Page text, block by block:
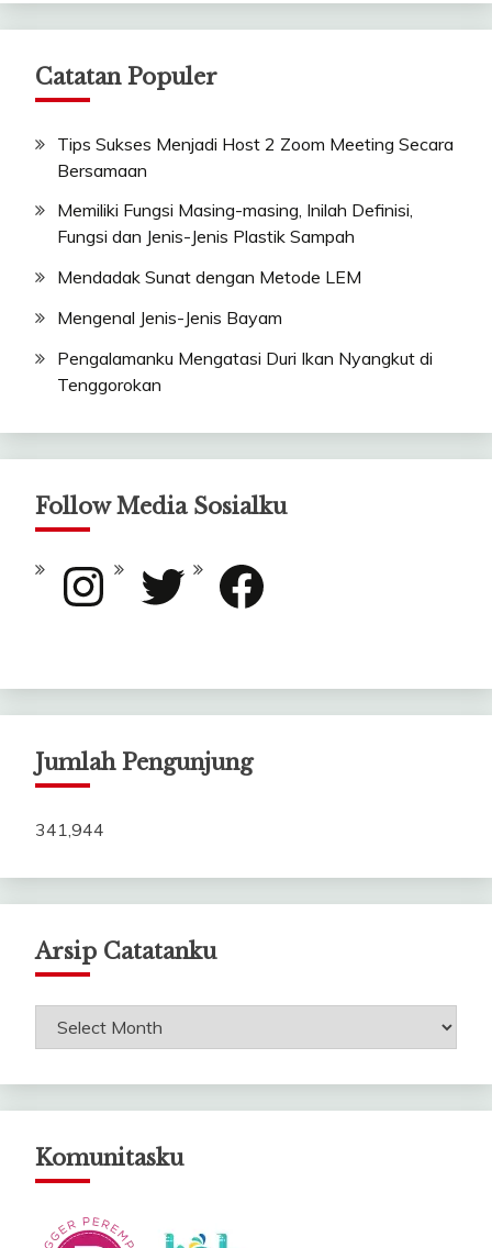
Catatan Populer
Tips Sukses Menjadi Host 2 Zoom Meeting Secara
Bersamaan
Memiliki Fungsi Masing-masing, Inilah Definisi,
Fungsi dan Jenis-Jenis Plastik Sampah
Mendadak Sunat dengan Metode LEM
Mengenal Jenis-Jenis Bayam
Pengalamanku Mengatasi Duri Ikan Nyangkut di
Tenggorokan
Follow Media Sosialku
Instagram Twitter Facebook
Jumlah Pengunjung
341,944
Arsip Catatanku
Arsip
Komunitasku